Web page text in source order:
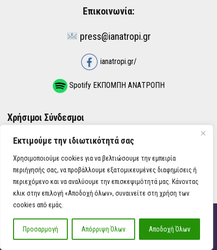
Εκτιμούμε την ιδιωτικότητά σας
Χρησιμοποιούμε cookies για να βελτιώσουμε την εμπειρία
περιήγησής σας, να προβάλλουμε εξατομικευμένες διαφημίσεις ή
περιεχόμενο και να αναλύουμε την επισκεψιμότητά μας. Κάνοντας
κλικ στην επιλογή «Αποδοχή όλων», συναινείτε στη χρήση των
cookies από εμάς.
Προσαρμογή Απόρριψη Όλων Αποδοχή Όλων
Επικοινωνία:
press@ianatropi.gr
ianatropi.gr/
Spotify ΕΚΠΟΜΠΗ ΑΝΑΤΡΟΠΗ
Χρήσιμοι Σύνδεσμοι
ΌΡΟΙ ΧΡΉΣΗΣ
ΠΟΛΙΤΙΚΉ ΑΠΟΡΡΉΤΟΥ
iAnatropi ©
Η Ανατροπή στην Ενημέρωση, την Πολιτική, την Καθημερινότητα